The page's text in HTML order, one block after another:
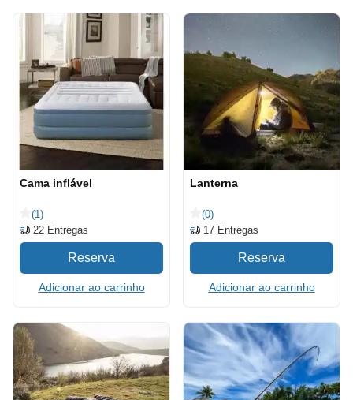
Cama inflável
(1)
22 Entregas
Adicionar ao carrinho
Lanterna
(0)
17 Entregas
Adicionar ao carrinho